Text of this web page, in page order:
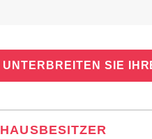
UNTERBREITEN SIE
HAUSBESITZER